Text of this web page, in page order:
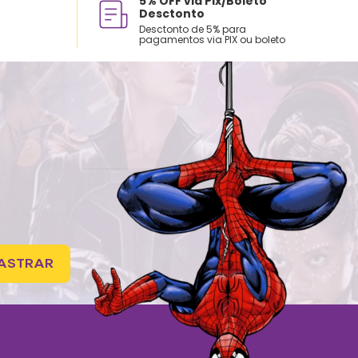
Desctonto
Desctonto de 5% para
pagamentos via PIX ou boleto